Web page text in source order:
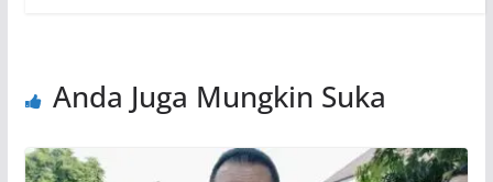
Anda Juga Mungkin Suka